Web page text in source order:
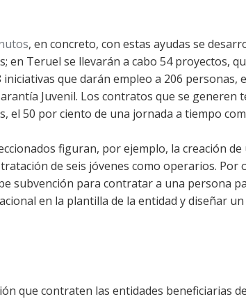
, en concreto, con estas ayudas se
en Teruel se llevarán a cabo 54 proyectos,
que darán empleo a 206
Juvenil. Los contratos que se
el 50 por ciento de una jornada a tiempo
figuran, por ejemplo, la creación
de seis jóvenes como operarios. Por
subvención para contratar a una persona
en la plantilla de la entidad y diseñar
que contraten las entidades beneficiarias